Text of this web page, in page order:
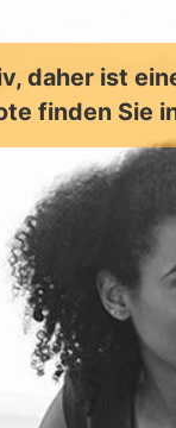
daher ist
finden Sie